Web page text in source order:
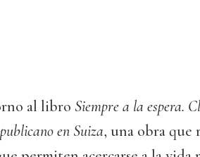
al libro Siempre a la espera.
en Suiza, una obra que